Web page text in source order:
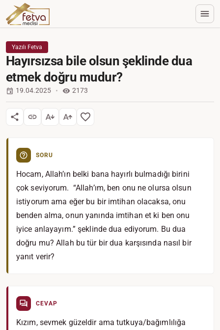
Yazılı Fetva
Hayırsızsa bile olsun şeklinde dua
etmek doğru mudur?
19.04.2025 2173
SORU
Hocam, Allah’ın belki bana hayırlı bulmadığı birini
çok seviyorum. “Allah’ım, ben onu ne olursa olsun
istiyorum ama eğer bu bir imtihan olacaksa, onu
benden alma, onun yanında imtihan et ki ben onu
iyice anlayayım.” şeklinde dua ediyorum. Bu dua
doğru mu? Allah bu tür bir dua karşısında nasıl bir
yanıt verir?
CEVAP
Kızım, sevmek güzeldir ama tutkuya/bağımlılığa